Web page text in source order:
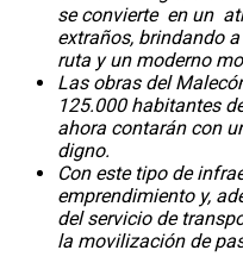
POLÍTICA
SEGURIDAD Y
DEPORTES
GESTIÓN SOCIAL
MOVILIDAD
CALIDAD DE VIDA
se convierte en un
extraños, brindando
ruta y un moderno
Las obras del
125.000 habitantes
ahora contarán con
digno.
Con este tipo de
emprendimiento y,
del servicio de
la movilización de